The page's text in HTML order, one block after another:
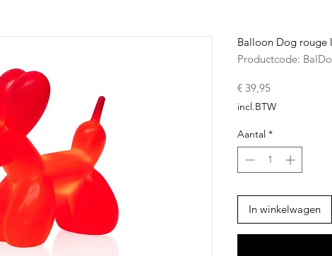
Balloon Dog rouge
Productcode:
€ 39,95
incl.BTW
Aantal *
In winkelwagen